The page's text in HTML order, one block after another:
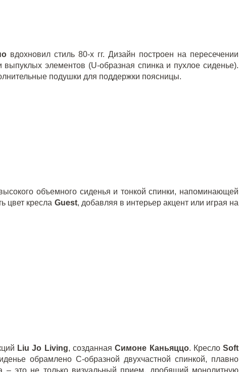
вдохновил стиль 80-х гг. Дизайн построен на пересечении
выпуклых элементов (U-образная спинка и пухлое сиденье).
подушки для поддержки поясницы.
объемного сиденья и тонкой спинки, напоминающей
цвет кресла Guest, добавляя в интерьер акцент или играя на
Liu Jo Living, созданнаяСимоне Каньяццо. КреслоSoft
обрамлено С-образной двухчастной спинкой, плавно
– это не только визуальный прием, дробящий монолитную